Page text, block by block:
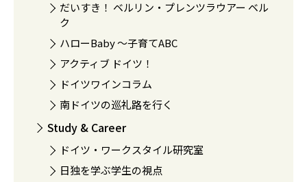
だいすき！ ベルリン・プレンツラウアー ベル
ク
ハローBaby 〜子育てABC
アクティブ ドイツ！
ドイツワインコラム
南ドイツの巡礼路を行く
Study & Career
ドイツ・ワークスタイル研究室
日独を学ぶ学生の視点